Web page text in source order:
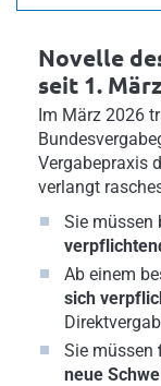
Novelle
seit 1.
Im März 2026
Vergabepraxis
verlangt
Sie müssen
Ab einem
sich
Sie müssen
neue